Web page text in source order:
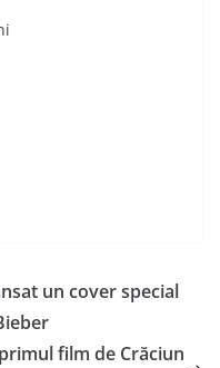
un cover special
film de Crăciun